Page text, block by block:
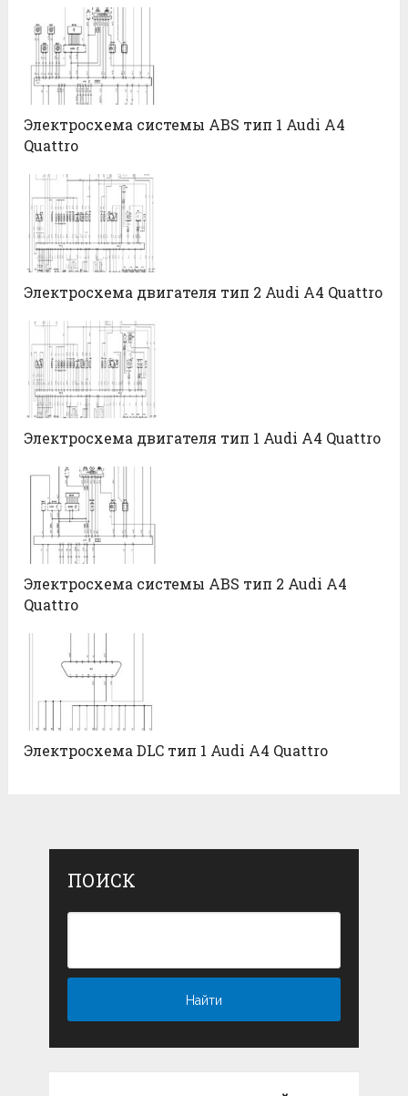
Электросхема системы ABS тип 1 Audi А4
Quattro
Электросхема двигателя тип 2 Audi А4 Quattro
Электросхема двигателя тип 1 Audi А4 Quattro
Электросхема системы ABS тип 2 Audi А4
Quattro
Электросхема DLC тип 1 Audi А4 Quattro
ПОИСК